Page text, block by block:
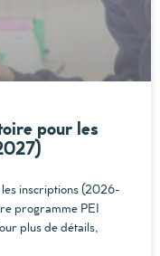
pour les
inscriptions (2026-
programme PEI
plus de détails,